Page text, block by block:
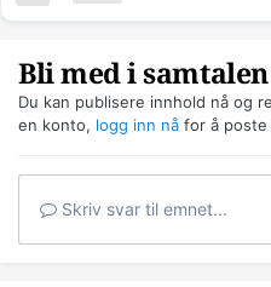
Bli med i samtalen
Du kan publisere innhold nå og
en konto, logg inn nå for å poste
Skriv svar til emnet...